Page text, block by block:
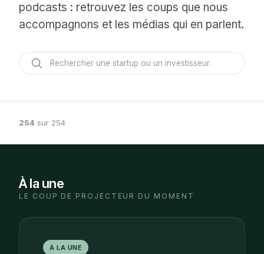
podcasts : retrouvez les coups que nous
accompagnons et les médias qui en parlent.
254 sur 254
À la une
LE COUP DE PROJECTEUR DU MOMENT
À LA UNE